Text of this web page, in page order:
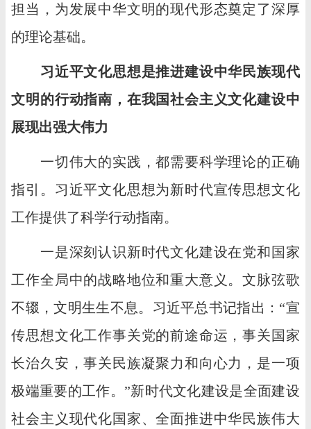
担当，为发展中华文明的现代形态奠定了深厚
的理论基础。
习近平文化思想是推进建设中华民族现代
文明的行动指南，在我国社会主义文化建设中
展现出强大伟力
一切伟大的实践，都需要科学理论的正确
指引。习近平文化思想为新时代宣传思想文化
工作提供了科学行动指南。
一是深刻认识新时代文化建设在党和国家
工作全局中的战略地位和重大意义。文脉弦歌
不辍，文明生生不息。习近平总书记指出：“宣
传思想文化工作事关党的前途命运，事关国家
长治久安，事关民族凝聚力和向心力，是一项
极端重要的工作。”新时代文化建设是全面建设
社会主义现代化国家、全面推进中华民族伟大